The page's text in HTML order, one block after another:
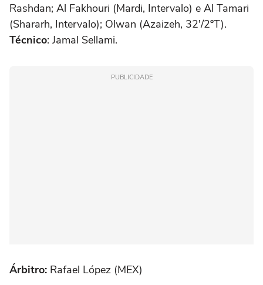
Rashdan; Al Fakhouri (Mardi, Intervalo) e Al Tamari
(Shararh, Intervalo); Olwan (Azaizeh, 32'/2ºT).
Técnico: Jamal Sellami.
PUBLICIDADE
Árbitro: Rafael López (MEX)